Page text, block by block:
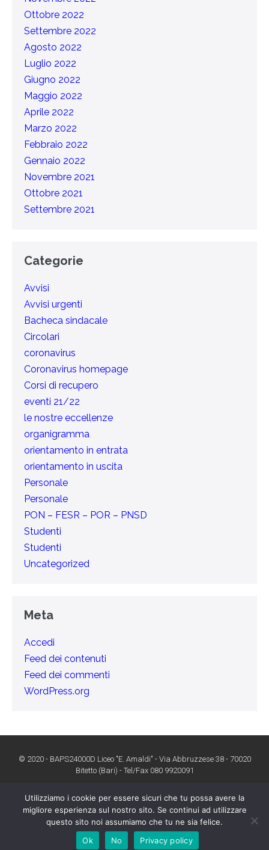
Ottobre 2022
Settembre 2022
Agosto 2022
Luglio 2022
Giugno 2022
Maggio 2022
Aprile 2022
Marzo 2022
Febbraio 2022
Gennaio 2022
Novembre 2021
Ottobre 2021
Settembre 2021
Categorie
Avvisi
Avvisi urgenti
Bacheca sindacale
Circolari
coronavirus
Coronavirus homepage
Corsi di recupero
eventi 21/22
le nostre eccellenze
organigramma
orientamento in entrata
orientamento in uscita
Personale
Personale
PON – FESR – POR – PNSD
Studenti
Studenti
Uncategorized
Meta
Accedi
Feed dei contenuti
Feed dei commenti
WordPress.org
© 2020 - BAPS24000D Liceo "E. Amaldi" - Via Abbruzzese 38 - 70020
Bitetto (Bari) - Tel/Fax 080 9920091
Dichiarazione di accessibilità
Utilizziamo i cookie per essere sicuri che tu possa avere la
migliore esperienza sul nostro sito. Se continui ad utilizzare
questo sito noi assumiamo che tu ne sia felice.
Ok
No Privacy policy